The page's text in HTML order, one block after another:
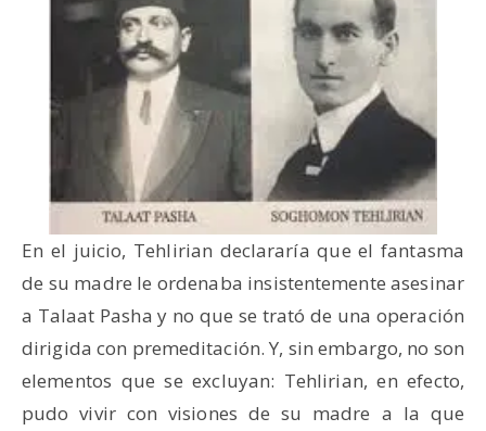
En el juicio, Tehlirian declararía que el fantasma
de su madre le ordenaba insistentemente asesinar
a Talaat Pasha y no que se trató de una operación
dirigida con premeditación. Y, sin embargo, no son
elementos que se excluyan: Tehlirian, en efecto,
pudo vivir con visiones de su madre a la que